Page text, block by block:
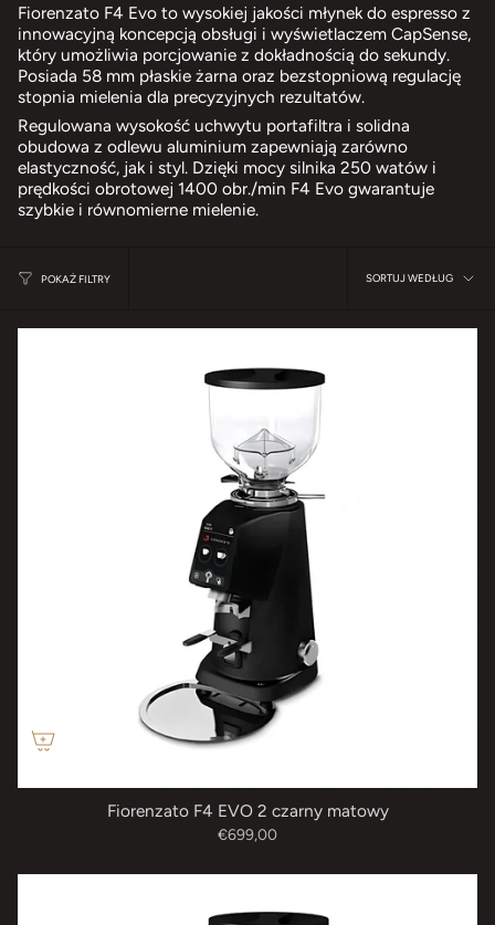
Fiorenzato F4 Evo to wysokiej jakości młynek do espresso z
innowacyjną koncepcją obsługi i wyświetlaczem CapSense,
który umożliwia porcjowanie z dokładnością do sekundy.
Posiada 58 mm płaskie żarna oraz bezstopniową regulację
stopnia mielenia dla precyzyjnych rezultatów.
Regulowana wysokość uchwytu portafiltra i solidna
obudowa z odlewu aluminium zapewniają zarówno
elastyczność, jak i styl. Dzięki mocy silnika 250 watów i
prędkości obrotowej 1400 obr./min F4 Evo gwarantuje
szybkie i równomierne mielenie.
POKAŻ FILTRY
Sortuj
SORTUJ WEDŁUG
Fiorenzato F4 EVO 2 czarny matowy
€699,00